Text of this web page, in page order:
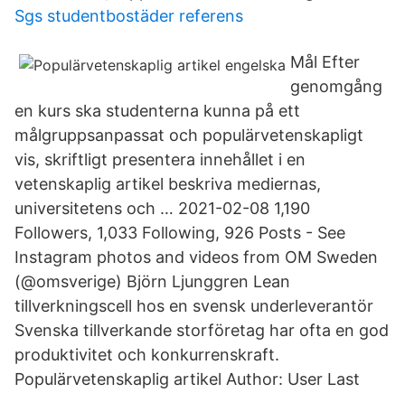
Sgs studentbostäder referens
Mål Efter
genomgång
en kurs ska studenterna kunna på ett
målgruppsanpassat och populärvetenskapligt
vis, skriftligt presentera innehållet i en
vetenskaplig artikel beskriva mediernas,
universitetens och … 2021-02-08 1,190
Followers, 1,033 Following, 926 Posts - See
Instagram photos and videos from OM Sweden
(@omsverige) Björn Ljunggren Lean
tillverkningscell hos en svensk underleverantör
Svenska tillverkande storföretag har ofta en god
produktivitet och konkurrenskraft.
Populärvetenskaplig artikel Author: User Last